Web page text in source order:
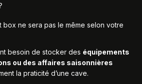
ne sera pas le même selon votre
besoin de stocker des équipements
ou des affaires saisonnières
la praticité d’une cave.